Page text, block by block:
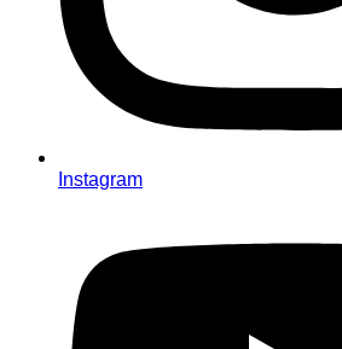
Instagram